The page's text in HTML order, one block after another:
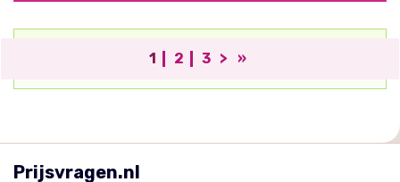
1 2 3 > »
Prijsvragen.nl